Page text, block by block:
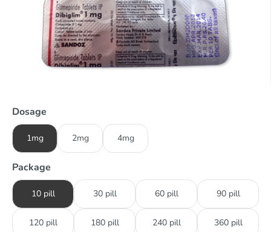
Dosage
1mg 2mg 4mg
Package
10 pill 30 pill 60 pill 90 pill
120 pill 180 pill 240 pill 360 pill